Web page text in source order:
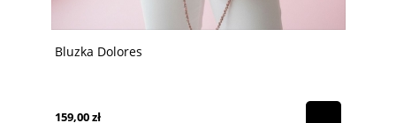
Bluzka Dolores
159,00 zł